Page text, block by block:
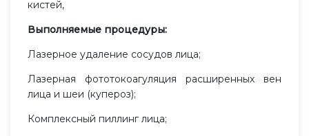
кистей,
Выполняемые процедуры:
Лазерное удаление сосудов лица;
Лазерная фототокоагуляция расширенных вен
лица и шеи (купероз);
Комплексный пиллинг лица;